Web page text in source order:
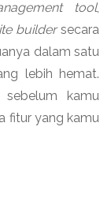
tool,
buildersecara
dalam satu
lebih hemat.
kamu
fitur yang kamu